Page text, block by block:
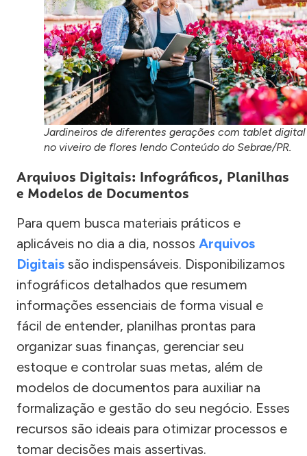
Jardineiros de diferentes gerações com tablet digital
no viveiro de flores lendo Conteúdo do Sebrae/PR.
Arquivos Digitais: Infográficos, Planilhas
e Modelos de Documentos
Para quem busca materiais práticos e
aplicáveis no dia a dia, nossos Arquivos
Digitais são indispensáveis. Disponibilizamos
infográficos detalhados que resumem
informações essenciais de forma visual e
fácil de entender, planilhas prontas para
organizar suas finanças, gerenciar seu
estoque e controlar suas metas, além de
modelos de documentos para auxiliar na
formalização e gestão do seu negócio. Esses
recursos são ideais para otimizar processos e
tomar decisões mais assertivas.